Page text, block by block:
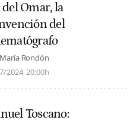
del Omar, la
del
María Rondón
2024 20:00h
Toscano: